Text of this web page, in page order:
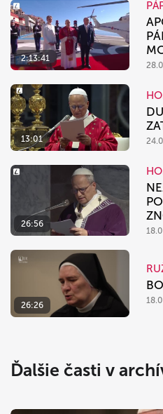
2:13:41
13:01
26:56
26:26
Ďalšie časti v